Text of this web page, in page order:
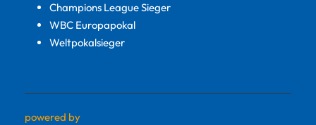
Champions League Sieger
WBC Europapokal
Weltpokalsieger
powered by